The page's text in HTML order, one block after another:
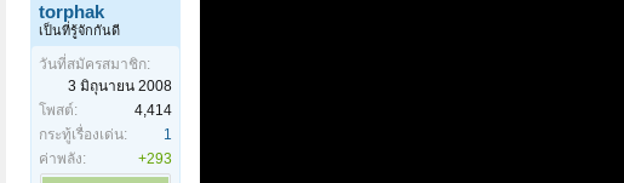
torphak
เป็นที่รู้จักกันดี
วันที่สมัครสมาชิก:
3 มิถุนายน 2008
โพสต์:
4,414
กระทู้เรื่องเด่น:
1
ค่าพลัง:
+293